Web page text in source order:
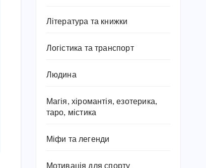
Література та книжки
Логістика та транспорт
Людина
Магія, хіромантія, езотерика,
таро, містика
Міфи та легенди
Мотивація для спорту